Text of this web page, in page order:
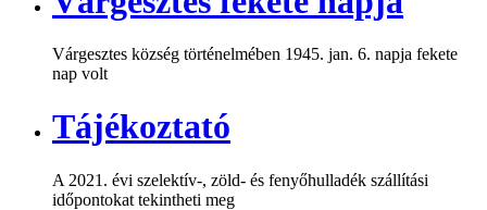
Várgesztes község történelmében 1945. jan. 6. napja fekete
nap volt
Tájékoztató
A 2021. évi szelektív-, zöld- és fenyőhulladék szállítási
időpontokat tekintheti meg